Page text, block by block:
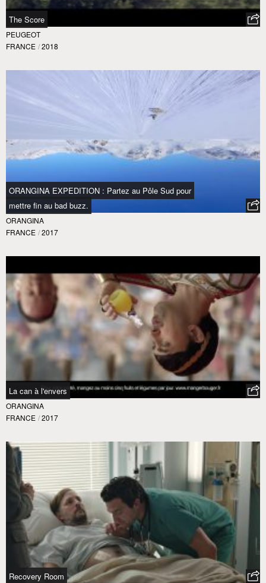
The Score
PEUGEOT
FRANCE / 2018
ORANGINA EXPEDITION : Partez au Pôle Sud pour
mettre fin au bad buzz.
ORANGINA
FRANCE / 2017
La can à l'envers
ORANGINA
FRANCE / 2017
Recovery Room